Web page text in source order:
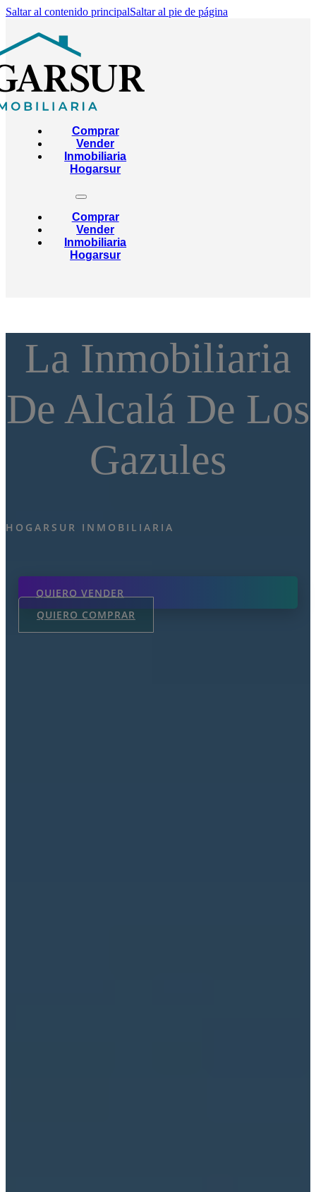
Saltar al contenido principalSaltar al pie de página
Comprar
Vender
Inmobiliaria
Hogarsur
Comprar
Vender
Inmobiliaria
Hogarsur
La Inmobiliaria
De Alcalá De Los
Gazules
HOGARSUR INMOBILIARIA
QUIERO VENDER
QUIERO COMPRAR